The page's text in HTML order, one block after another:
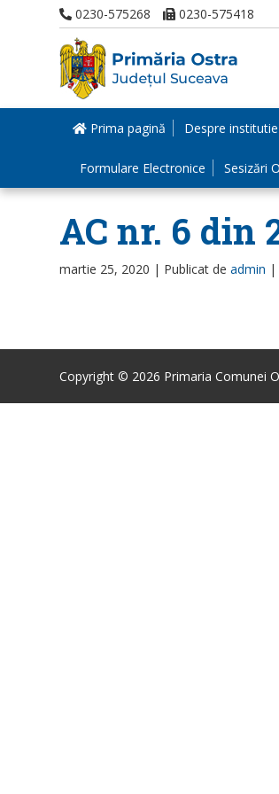
0230-575268 0230-575418
Prima pagină Despre institutie
Formulare Electronice Sesizări
AC nr. 6 din
martie 25, 2020 | Publicat de admin |
Copyright © 2026 Primaria Comunei